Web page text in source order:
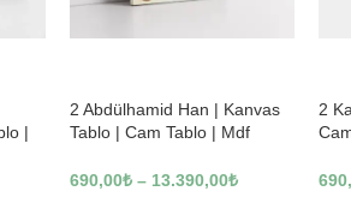
|
2 Abdülhamid Han | Kanvas
Tablo | Cam Tablo | Mdf
690,00₺ – 13.390,00₺
2